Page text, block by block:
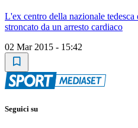
L'ex centro della nazionale
stroncato da un arresto cardiaco
02 Mar 2015 - 15:42
Seguici su